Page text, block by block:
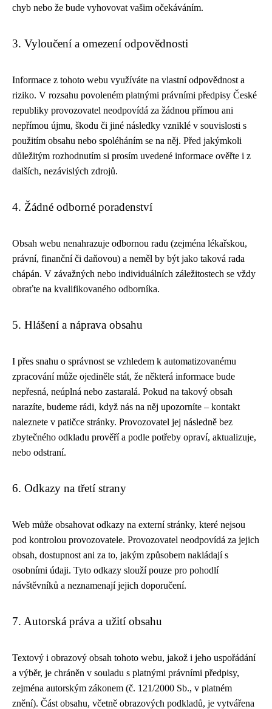
chyb nebo že bude vyhovovat vašim očekáváním.
3. Vyloučení a omezení odpovědnosti
Informace z tohoto webu využíváte na vlastní odpovědnost a
riziko. V rozsahu povoleném platnými právními předpisy České
republiky provozovatel neodpovídá za žádnou přímou ani
nepřímou újmu, škodu či jiné následky vzniklé v souvislosti s
použitím obsahu nebo spoléháním se na něj. Před jakýmkoli
důležitým rozhodnutím si prosím uvedené informace ověřte i z
dalších, nezávislých zdrojů.
4. Žádné odborné poradenství
Obsah webu nenahrazuje odbornou radu (zejména lékařskou,
právní, finanční či daňovou) a neměl by být jako taková rada
chápán. V závažných nebo individuálních záležitostech se vždy
obraťte na kvalifikovaného odborníka.
5. Hlášení a náprava obsahu
I přes snahu o správnost se vzhledem k automatizovanému
zpracování může ojediněle stát, že některá informace bude
nepřesná, neúplná nebo zastaralá. Pokud na takový obsah
narazíte, budeme rádi, když nás na něj upozorníte – kontakt
naleznete v patičce stránky. Provozovatel jej následně bez
zbytečného odkladu prověří a podle potřeby opraví, aktualizuje,
nebo odstraní.
6. Odkazy na třetí strany
Web může obsahovat odkazy na externí stránky, které nejsou
pod kontrolou provozovatele. Provozovatel neodpovídá za jejich
obsah, dostupnost ani za to, jakým způsobem nakládají s
osobními údaji. Tyto odkazy slouží pouze pro pohodlí
návštěvníků a neznamenají jejich doporučení.
7. Autorská práva a užití obsahu
Textový i obrazový obsah tohoto webu, jakož i jeho uspořádání
a výběr, je chráněn v souladu s platnými právními předpisy,
zejména autorským zákonem (č. 121/2000 Sb., v platném
znění). Část obsahu, včetně obrazových podkladů, je vytvářena